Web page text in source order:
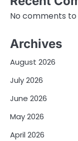
No comments to
Archives
August 2026
July 2026
June 2026
May 2026
April 2026